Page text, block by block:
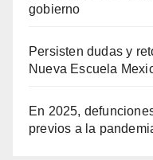
gobierno
Persisten dudas y
Nueva Escuela
En 2025,
previos a la